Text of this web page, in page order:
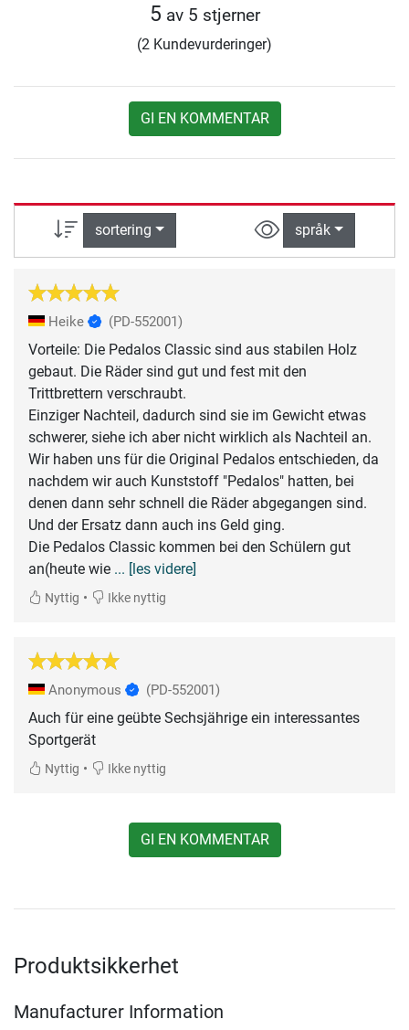
5 av 5 stjerner
(2 Kundevurderinger)
GI EN KOMMENTAR
sortering språk
Heike (PD-552001)
Vorteile: Die Pedalos Classic sind aus stabilen Holz
gebaut. Die Räder sind gut und fest mit den
Trittbrettern verschraubt.
Einziger Nachteil, dadurch sind sie im Gewicht etwas
schwerer, siehe ich aber nicht wirklich als Nachteil an.
Wir haben uns für die Original Pedalos entschieden, da
nachdem wir auch Kunststoff "Pedalos" hatten, bei
denen dann sehr schnell die Räder abgegangen sind.
Und der Ersatz dann auch ins Geld ging.
Die Pedalos Classic kommen bei den Schülern gut
an(heute wie ... [les videre]
Nyttig • Ikke nyttig
Anonymous (PD-552001)
Auch für eine geübte Sechsjährige ein interessantes
Sportgerät
Nyttig • Ikke nyttig
GI EN KOMMENTAR
Produktsikkerhet
Manufacturer Information